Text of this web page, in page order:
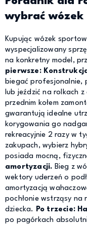
wybrać wózek
Kupując wózek
wyspecjalizowany
na konkretny model,
pierwsze:
biegać profesjonalnie,
lub jeździć na rolkach
przednim kołem
gwarantują idealne
korygowania go
rekreacyjnie 2 razy w
zakupach, wybierz
posiada mocną,
amortyzacji. Bieg z
wektory uderzeń o
amortyzacją
pochłonie wstrząsy
dziecka. Po trzecie:
po pagórkach